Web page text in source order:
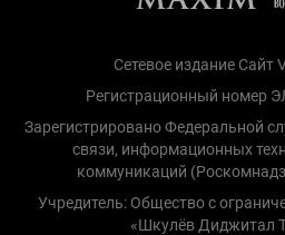
Сетевое издание Сайт
Регистрационный номер
Зарегистрировано Федеральной
связи, информационных
коммуникаций
Учредитель: Общество с
«Шкулёв Диджитал